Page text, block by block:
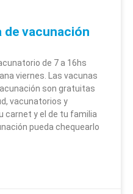
de vacunación
de 7 a 16hs
viernes. Las vacunas
son gratuitas
vacunatorios y
carnet y el de tu familia
pueda chequearlo